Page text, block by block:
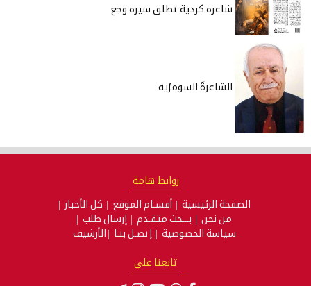
شاعرة كردية تطلق سيرة وجع
الشاعرةُ السومرْية
روابط هامة
الصفحة الرئيسية أقسـام الموقع
كل الأخبار
من نحن
بـــحث متقـدم
إرسال طلب
سياسة الخصوصية
إتصـل بنـا الأرشيف
تابعنا على